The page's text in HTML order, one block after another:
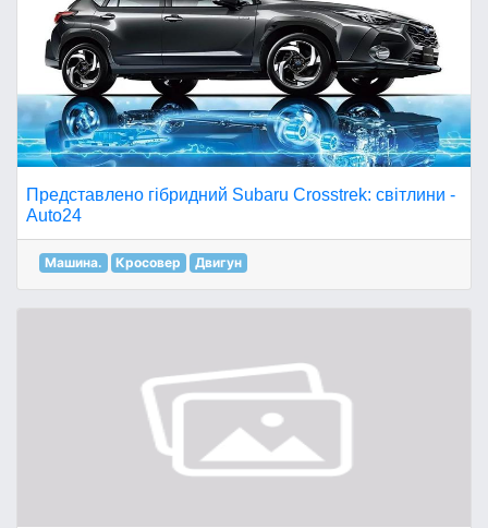
Представлено гібридний Subaru Crosstrek: світлини -
Auto24
Машина. Кросовер Двигун